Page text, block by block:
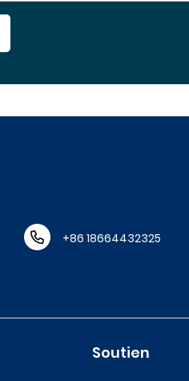
+86 18664432325
Soutien